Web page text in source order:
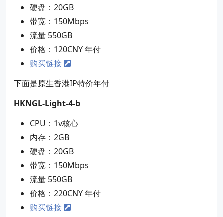
硬盘：20GB
带宽：150Mbps
流量 550GB
价格：120CNY 年付
购买链接
下面是原生香港IP特价年付
HKNGL-Light-4-b
CPU：1v核心
内存：2GB
硬盘：20GB
带宽：150Mbps
流量 550GB
价格：220CNY 年付
购买链接